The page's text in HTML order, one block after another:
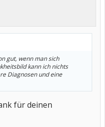
gut, wenn man sich
kann ich nichts
Diagnosen und eine
für deinen